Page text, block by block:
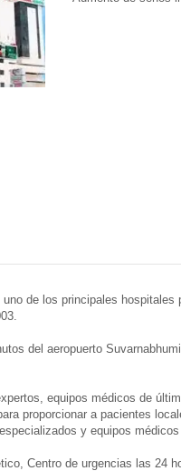
de los principales
del aeropuerto
equipos médicos de
proporcionar a pacientes
y equipos
Centro de urgencias las 24